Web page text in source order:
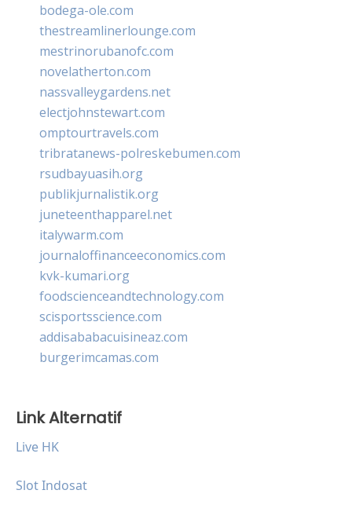
bodega-ole.com
thestreamlinerlounge.com
mestrinorubanofc.com
novelatherton.com
nassvalleygardens.net
electjohnstewart.com
omptourtravels.com
tribratanews-polreskebumen.com
rsudbayuasih.org
publikjurnalistik.org
juneteenthapparel.net
italywarm.com
journaloffinanceeconomics.com
kvk-kumari.org
foodscienceandtechnology.com
scisportsscience.com
addisababacuisineaz.com
burgerimcamas.com
Link Alternatif
Live HK
Slot Indosat